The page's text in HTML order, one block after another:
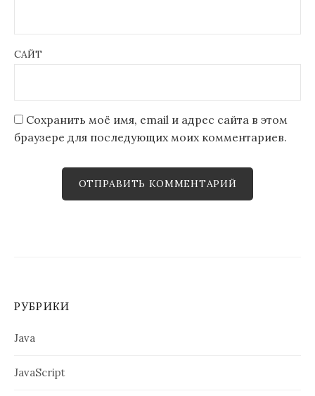
САЙТ
Сохранить моё имя, email и адрес сайта в этом
браузере для последующих моих комментариев.
РУБРИКИ
Java
JavaScript